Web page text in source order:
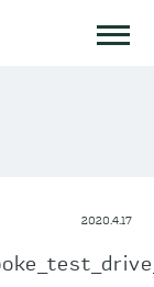
2020.4.17